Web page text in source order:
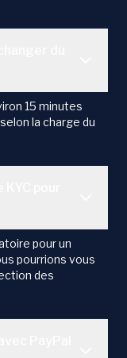
15 minutes
la charge du
pour un
pourrions vous
des